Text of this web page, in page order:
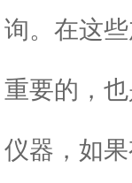
询。在这
重要的，
仪器，如